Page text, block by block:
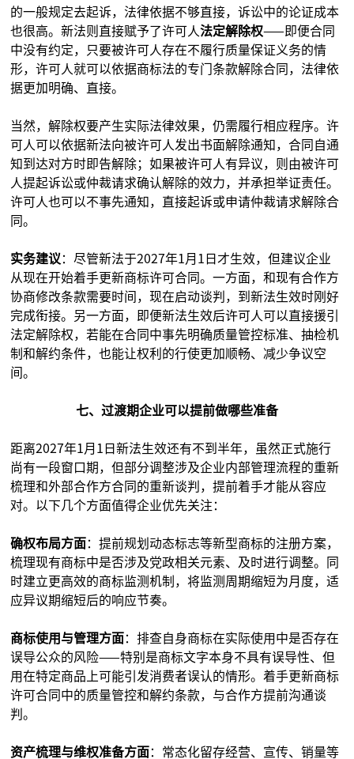
的一般规定去起诉，法律依据不够直接，诉讼中的论证成本
也很高。新法则直接赋予了许可人法定解除权——即便合同
中没有约定，只要被许可人存在不履行质量保证义务的情
形，许可人就可以依据商标法的专门条款解除合同，法律依
据更加明确、直接。
当然，解除权要产生实际法律效果，仍需履行相应程序。许
可人可以依据新法向被许可人发出书面解除通知，合同自通
知到达对方时即告解除；如果被许可人有异议，则由被许可
人提起诉讼或仲裁请求确认解除的效力，并承担举证责任。
许可人也可以不事先通知，直接起诉或申请仲裁请求解除合
同。
实务建议 ：尽管新法于2027年1月1日才生效，但建议企业
从现在开始着手更新商标许可合同。一方面，和现有合作方
协商修改条款需要时间，现在启动谈判，到新法生效时刚好
完成衔接。另一方面，即便新法生效后许可人可以直接援引
法定解除权，若能在合同中事先明确质量管控标准、抽检机
制和解约条件，也能让权利的行使更加顺畅、减少争议空
间。
七、过渡期企业可以提前做哪些准备
距离2027年1月1日新法生效还有不到半年，虽然正式施行
尚有一段窗口期，但部分调整涉及企业内部管理流程的重新
梳理和外部合作方合同的重新谈判，提前着手才能从容应
对。以下几个方面值得企业优先关注：
确权布局方面：提前规划动态标志等新型商标的注册方案，
梳理现有商标中是否涉及党政相关元素、及时进行调整。同
时建立更高效的商标监测机制，将监测周期缩短为月度，适
应异议期缩短后的响应节奏。
商标使用与管理方面：排查自身商标在实际使用中是否存在
误导公众的风险——特别是商标文字本身不具有误导性、但
用在特定商品上可能引发消费者误认的情形。着手更新商标
许可合同中的质量管控和解约条款，与合作方提前沟通谈
判。
资产梳理与维权准备方面：常态化留存经营、宣传、销量等